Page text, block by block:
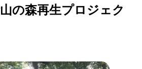
山の森再生プロジェク